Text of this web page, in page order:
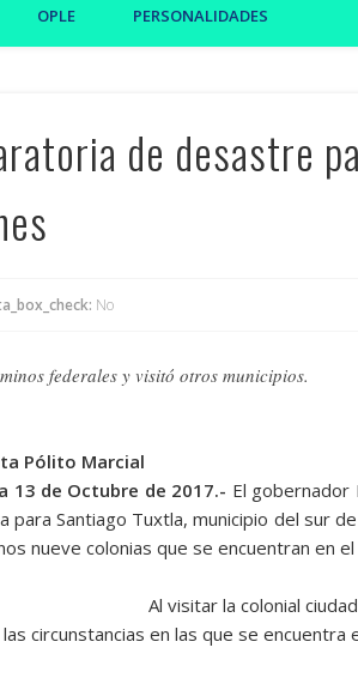
OPLE PERSONALIDADES
de desastre
No
federales y visitó otros municipios.
Pólito Marcial
13 de Octubre de 2017.- El gobernador
para Santiago Tuxtla, municipio del sur
nueve colonias que se encuentran en
Al visitar la colonial
circunstancias en las que se